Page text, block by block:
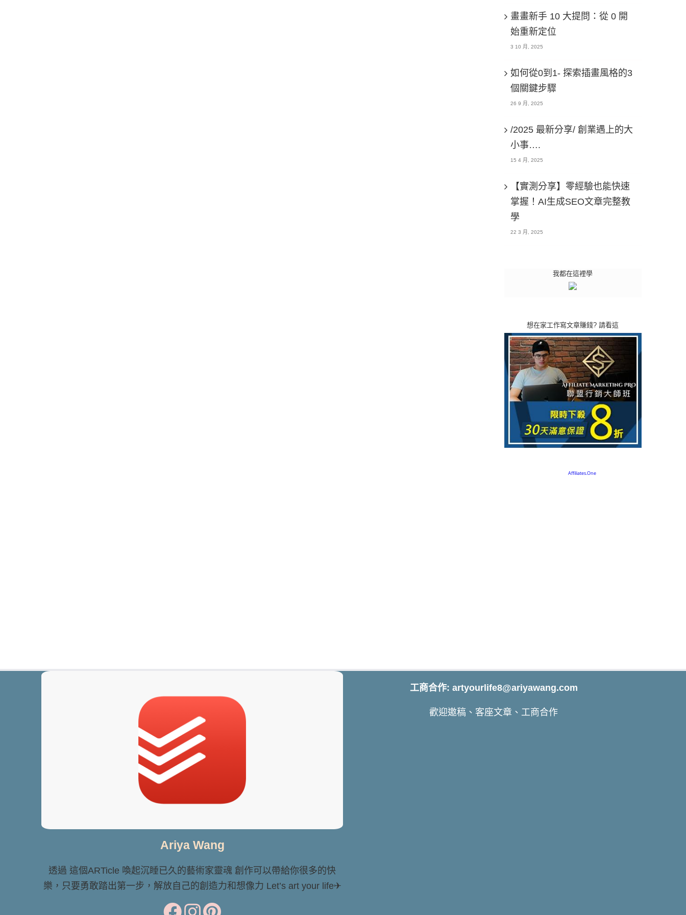
畫畫新手 10 大提問：從 0 開
始重新定位
3 10 月, 2025
如何從0到1- 探索插畫風格的3
個關鍵步驟
26 9 月, 2025
/2025 最新分享/ 創業遇上的大
小事….
15 4 月, 2025
【實測分享】零經驗也能快速
掌握！AI生成SEO文章完整教
學
22 3 月, 2025
我都在這裡學
想在家工作寫文章賺錢? 請看這
Ariya Wang
透過 這個ARTicle 喚起沉睡已久的藝術家靈魂 創作可以帶給你很多的快
樂，只要勇敢踏出第一步，解放自己的創造力和想像力 Let’s art your life✈
工商合作: artyourlife8@ariyawang.com
歡迎邀稿、客座文章、工商合作